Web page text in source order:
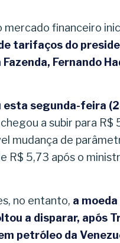
financeiro
tarifaços do
Fernando
segunda-feira
a subir para
mudança de
R$ 5,73 após o
no entanto, a
a disparar, após
petróleo da